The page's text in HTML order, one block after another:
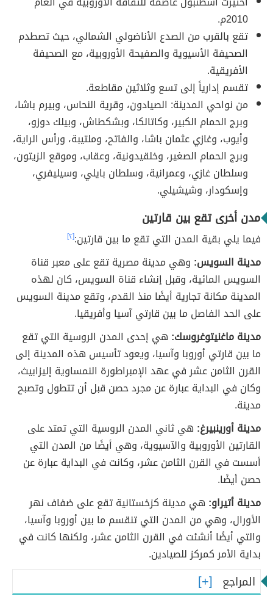
2010م.
تقع بالقرب من الصدع الأناضولي الشمالي، حيث تصطدم
الصحيفة الأسيوية والصفيحة الأوروبية، مع الصحيفة
الأفريقية.
تقسم إدارياً إلى تسع وثلاثين مقاطعة.
من نواحي المدينة: الصيادون، وقرية النحاس، وبيرم باشا،
وبرج الحمام الكبير، وكاتالكا، وبشكطاش، وبيلك دوزو،
وأيوب، وغازي عثمان باشا، والفاتح، وملتيبة، ورأس الراية،
وبرج الحمام الصغير، وخلقيدونية، وعقاب، وموقع الزيتون،
وسلطان غازي، وعمرانية، وسلطان بايلي، وسيليفري،
وإسكودار، وشيشيلي.
مدن أخرى تقع بين قارتين
فيما يلي بقية المدن التي تقع ما بين قارتين:[٢]
مدينة السويس: وهي مدينة مصرية تقع على معبر قناة
السويس المائية، وقبل إنشاء قناة السويس، كان لهذه
المدينة مكانة تجارية أيضًا منذ القدم، وتقع مدينة السويس
على الحد الفاصل ما بين قارتي آسيا وأفريقيا.
مدينة ماغنيتوغروسك: هي إحدى المدن الروسية التي تقع
ما بين قارتي أوروبا وآسيا، ويعود تأسيس هذه المدينة إلى
القرن الثامن عشر في عهد الإمبراطورة النمساوية إليزابيث،
وكان في البداية عبارة عن مجرد حصن قبل أن تتطول وتصبح
مدينة.
مدينة أورينبيرغ: هي ثاني المدن الروسية التي تمتد على
القارتين الأوروبية والآسيوية، وهي أيضًا من المدن التي
أسست في القرن الثامن عشر، وكانت في البداية عبارة عن
حصن أيضًا.
مدينة أتيراو: هي مدينة كزخستانية تقع على ضفاف نهر
الأورال، وهي من المدن التي تنقسم ما بين أوروبا وآسيا،
والتي أيضًا أنشئت في القرن الثامن عشر، ولكنها كانت في
بداية الأمر كمركز للصيادين.
المراجع